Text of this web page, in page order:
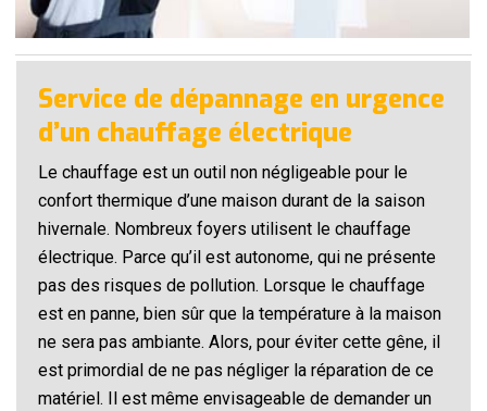
Service de dépannage en urgence
d’un chauffage électrique
Le chauffage est un outil non négligeable pour le
confort thermique d’une maison durant de la saison
hivernale. Nombreux foyers utilisent le chauffage
électrique. Parce qu’il est autonome, qui ne présente
pas des risques de pollution. Lorsque le chauffage
est en panne, bien sûr que la température à la maison
ne sera pas ambiante. Alors, pour éviter cette gêne, il
est primordial de ne pas négliger la réparation de ce
matériel. Il est même envisageable de demander un